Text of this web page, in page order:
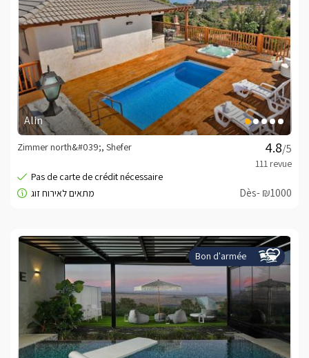
Alin
/5
Zimmer north&#039;, Shefer
Dès- ₪1000
Bon d'armée